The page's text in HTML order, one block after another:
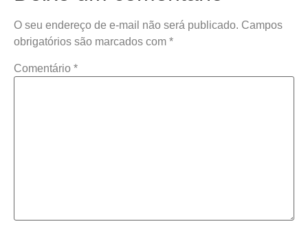
O seu endereço de e-mail não será publicado. Campos
obrigatórios são marcados com *
Comentário *